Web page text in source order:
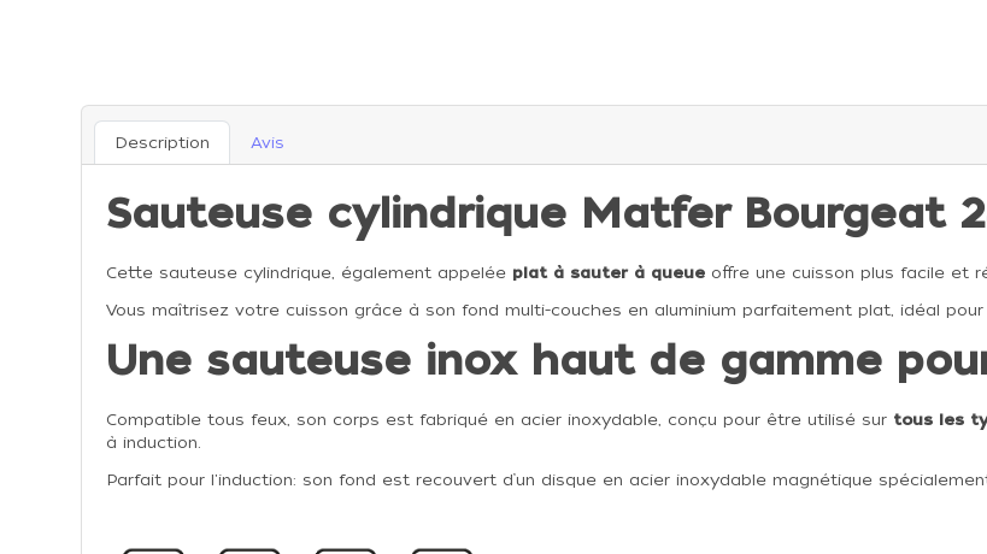
Description Avis
Sauteuse cylindrique Matfer Bourgeat
Cette sauteuse cylindrique, également appelée plat à sauter à queue offre une cuisson plus facile et
Vous maîtrisez votre cuisson grâce à son fond multi-couches en aluminium parfaitement plat, idéal pour
Une sauteuse inox haut de gamme
Compatible tous feux, son corps est fabriqué en acier inoxydable, conçu pour être utilisé sur tous les
à induction.
Parfait pour l'induction: son fond est recouvert d’un disque en acier inoxydable magnétique